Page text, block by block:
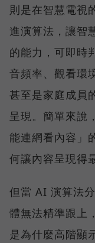
則是在智慧電視
進演算法，讓智
的能力，可即時
音頻率、觀看環
甚至是家庭成員
呈現。簡單來說
能連網看內容」
何讓內容呈現得
但當 AI 演算法
體無法精準跟上
是為什麼高階顯